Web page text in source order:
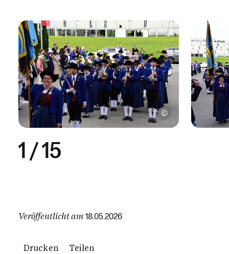
www.grossartig.at
1 /15
Veröffentlicht am 18.05.2026
Drucken Teilen